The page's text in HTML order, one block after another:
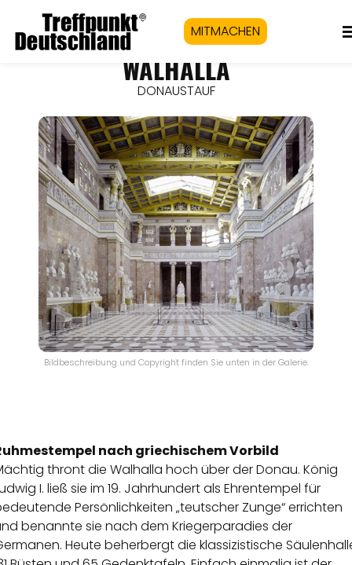
MITMACHEN
WALHALLA
DONAUSTAUF
Bildbeschreibung und Copyright finden Sie unten in der Galerie.
nach griechischem Vorbild
thront die Walhalla hoch über der Donau. König
I. ließ sie im 19. Jahrhundert als Ehrentempel für
Persönlichkeiten „teutscher Zunge“ errichten
benannte sie nach dem Kriegerparadies der
Heute beherbergt die klassizistische